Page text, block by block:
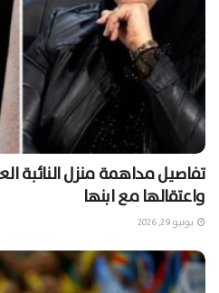
تفاصيل مداهمة منزل النائبة
واعتقالها مع ابنها
يونيو 29, 2026